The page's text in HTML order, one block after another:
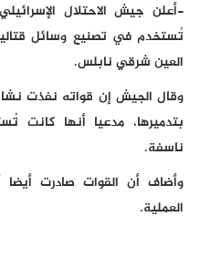
تُستخدم في تصنيع وسائل
العين شرقي نابلس.
وقال الجيش إن قواته نفذت
بتدميرها، مدعيا أنها
ناسفة.
وأضاف أن القوات صادرت
العملية.